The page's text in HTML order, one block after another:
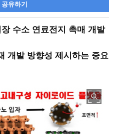
공유하기
수소 연료전지 촉매 개발
개발 방향성 제시하는 중요